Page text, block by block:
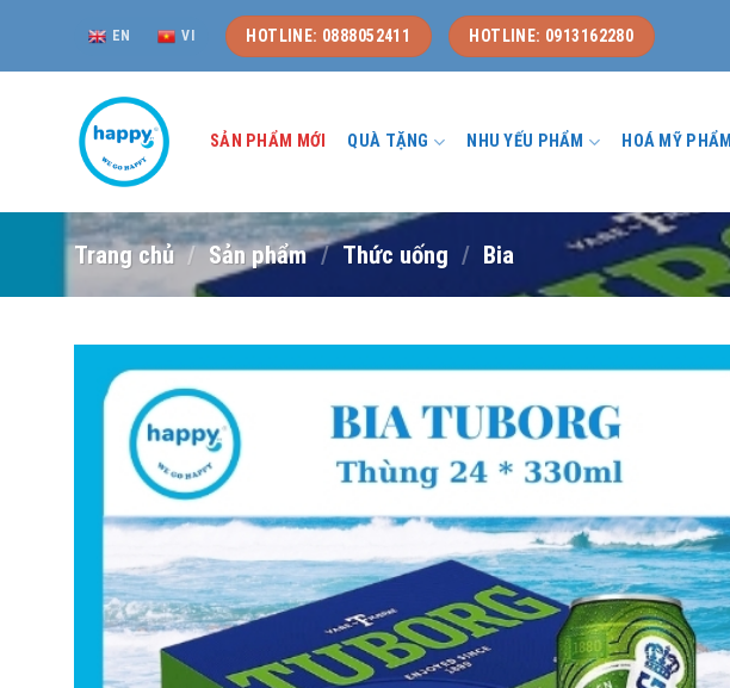
content
EN VI HOTLINE: 0888052411 HOTLINE: 0913162280
SẢN PHẨM MỚI QUÀ TẶNG NHU YẾU PHẨM HOÁ MỸ PHẨM
Trang chủ / Sản phẩm / Thức uống / Bia